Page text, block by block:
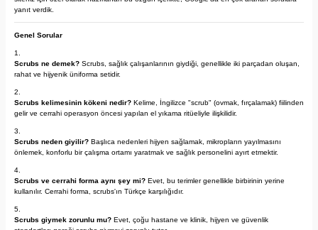
yanıt verdik.
Genel Sorular
Scrubs ne demek? Scrubs, sağlık çalışanlarının giydiği, genellikle iki parçadan oluşan,
rahat ve hijyenik üniforma setidir.
Scrubs kelimesinin kökeni nedir? Kelime, İngilizce "scrub" (ovmak, fırçalamak) fiilinden
gelir ve cerrahi operasyon öncesi yapılan el yıkama ritüeliyle ilişkilidir.
Scrubs neden giyilir? Başlıca nedenleri hijyen sağlamak, mikropların yayılmasını
önlemek, konforlu bir çalışma ortamı yaratmak ve sağlık personelini ayırt etmektir.
Scrubs ve cerrahi forma aynı şey mi? Evet, bu terimler genellikle birbirinin yerine
kullanılır. Cerrahi forma, scrubs'ın Türkçe karşılığıdır.
Scrubs giymek zorunlu mu? Evet, çoğu hastane ve klinik, hijyen ve güvenlik